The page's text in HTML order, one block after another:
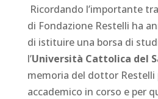
Ricordando l’importante
di Fondazione Restelli ha
di istituire una borsa di
l’Università Cattolica del
memoria del dottor Restelli
accademico in corso e per